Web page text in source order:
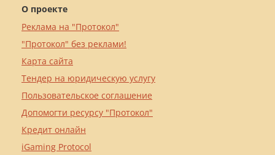
О проекте
Реклама на "Протокол"
"Протокол" без реклами!
Карта сайта
Тендер на юридическую услугу
Пользовательское соглашение
Допомогти ресурсу "Протокол"
Кредит онлайн
iGaming Protocol